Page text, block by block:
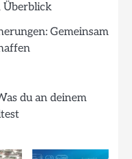
Überblick
Gemeinsam
du an deinem